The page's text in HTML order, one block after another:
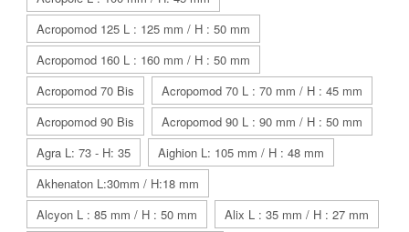
Acropomod 125 L : 125 mm / H : 50 mm
Acropomod 160 L : 160 mm / H : 50 mm
Acropomod 70 Bis
Acropomod 70 L : 70 mm / H : 45 mm
Acropomod 90 Bis
Acropomod 90 L : 90 mm / H : 50 mm
Agra L: 73 - H: 35
Aighion L: 105 mm / H : 48 mm
Akhenaton L:30mm / H:18 mm
Alcyon L : 85 mm / H : 50 mm
Alix L : 35 mm / H : 27 mm